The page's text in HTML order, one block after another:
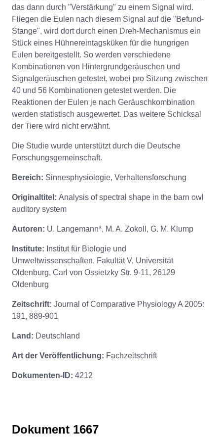
das dann durch "Verstärkung" zu einem Signal wird.
Fliegen die Eulen nach diesem Signal auf die "Befund-
Stange", wird dort durch einen Dreh-Mechanismus ein
Stück eines Hühnereintagsküken für die hungrigen
Eulen bereitgestellt. So werden verschiedene
Kombinationen von Hintergrundgeräuschen und
Signalgeräuschen getestet, wobei pro Sitzung zwischen
40 und 56 Kombinationen getestet werden. Die
Reaktionen der Eulen je nach Geräuschkombination
werden statistisch ausgewertet. Das weitere Schicksal
der Tiere wird nicht erwähnt.
Die Studie wurde unterstützt durch die Deutsche
Forschungsgemeinschaft.
Bereich: Sinnesphysiologie, Verhaltensforschung
Originaltitel: Analysis of spectral shape in the barn owl
auditory system
Autoren: U. Langemann*, M. A. Zokoll, G. M. Klump
Institute: Institut für Biologie und
Umweltwissenschaften, Fakultät V, Universität
Oldenburg, Carl von Ossietzky Str. 9-11, 26129
Oldenburg
Zeitschrift: Journal of Comparative Physiology A 2005:
191, 889-901
Land: Deutschland
Art der Veröffentlichung: Fachzeitschrift
Dokumenten-ID: 4212
Dokument 1667